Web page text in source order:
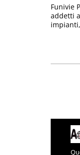
Funivie
addetti